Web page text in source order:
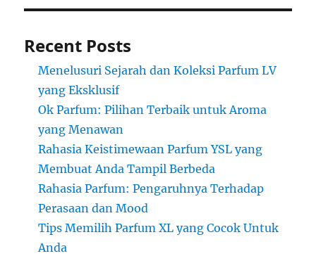
Recent Posts
Menelusuri Sejarah dan Koleksi Parfum LV
yang Eksklusif
Ok Parfum: Pilihan Terbaik untuk Aroma
yang Menawan
Rahasia Keistimewaan Parfum YSL yang
Membuat Anda Tampil Berbeda
Rahasia Parfum: Pengaruhnya Terhadap
Perasaan dan Mood
Tips Memilih Parfum XL yang Cocok Untuk
Anda